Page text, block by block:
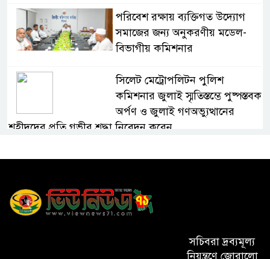
পরিবেশ রক্ষায় ব্যক্তিগত উদ্যোগ
সমাজের জন্য অনুকরণীয় মডেল-
বিভাগীয় কমিশনার
সিলেট মেট্রোপলিটন পুলিশ
কমিশনার জুলাই স্মৃতিস্তম্ভে পুষ্পস্তবক
অর্পণ ও জুলাই গণঅভ্যুত্থানের
শহীদদের প্রতি গভীর শ্রদ্ধা নিবেদন করেন
১০ লাখ টাকার চেক ডিজঅনার
‘সমন্বিত উদ্যোগেই গড়ে উঠবে
সচিবরা দ্রব্যমূল্য
নিয়ন্ত্রণে জোরালো